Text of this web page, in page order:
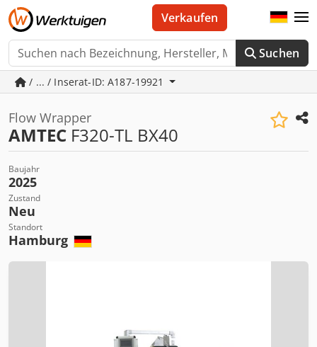
Suchen
Verkaufen
/ ... / Inserat-ID: A187-19921
Flow Wrapper
AMTEC F320-TL BX40
Baujahr
2025
Zustand
Neu
Standort
Hamburg